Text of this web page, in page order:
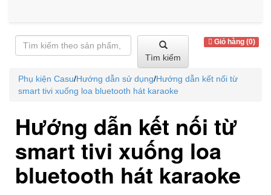
Tìm kiếm
Giỏ hàng (0)
Phụ kiện Casu/Hướng dẫn sử dụng/Hướng dẫn kết nối từ
smart tivi xuống loa bluetooth hát karaoke
Hướng dẫn kết nối từ
smart tivi xuống loa
bluetooth hát karaoke